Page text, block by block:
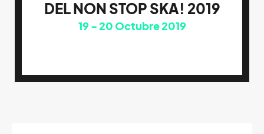
DEL NON STOP SKA! 2019
19 20Octubre 2019